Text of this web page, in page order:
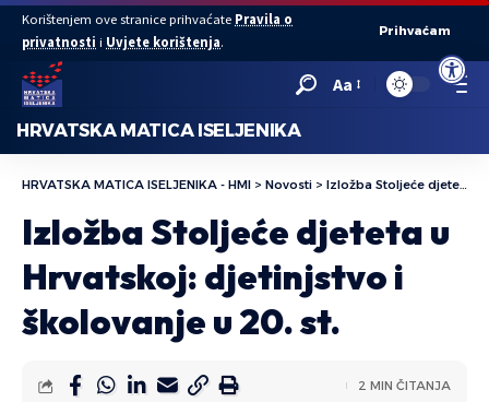
Open
Korištenjem ove stranice prihvaćate Pravila o
privatnosti i Uvjete korištenja.
Prihvaćam
Aa
HRVATSKA MATICA ISELJENIKA
HRVATSKA MATICA ISELJENIKA - HMI > Novosti > Izložba Stoljeće djeteta u Hrvatskoj: djetinjstvo i školovanje u 20. st.
Izložba Stoljeće djeteta u
Hrvatskoj: djetinjstvo i
školovanje u 20. st.
2 MIN ČITANJA